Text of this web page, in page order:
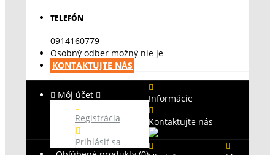
TELEFÓN
0914160779
Osobný odber možný nie je
KONTAKTUJTE NÁS
Môj účet
Registrácia
Prihlásiť sa
Informácie
Kontaktujte nás